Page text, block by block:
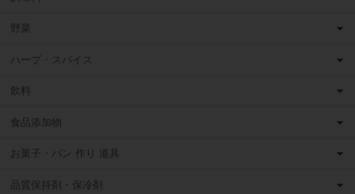
野菜
ハーブ・スパイス
飲料
食品添加物
お菓子・パン 作り 道具
品質保持剤・保冷剤